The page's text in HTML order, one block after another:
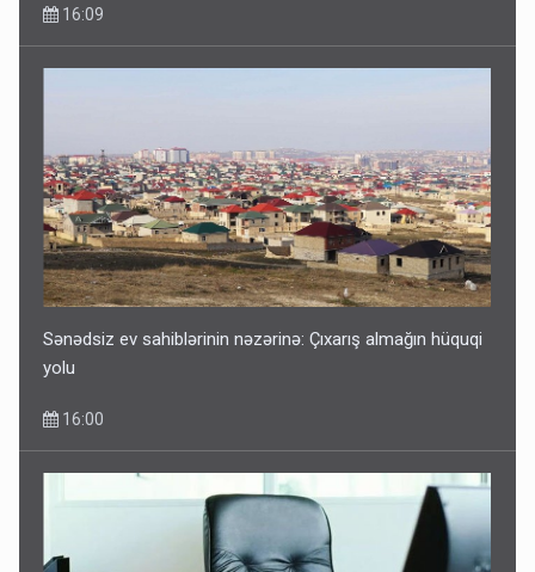
16:09
Sənədsiz ev sahiblərinin nəzərinə: Çıxarış almağın hüquqi
yolu
16:00